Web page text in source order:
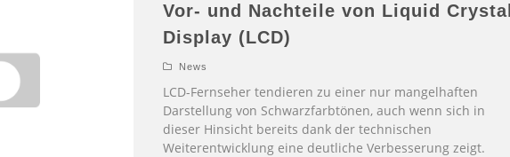
Vor- und Nachteile von Liquid Crystal
Display (LCD)
News
LCD-Fernseher tendieren zu einer nur mangelhaften
Darstellung von Schwarzfarbtönen, auch wenn sich in
dieser Hinsicht bereits dank der technischen
Weiterentwicklung eine deutliche Verbesserung zeigt.